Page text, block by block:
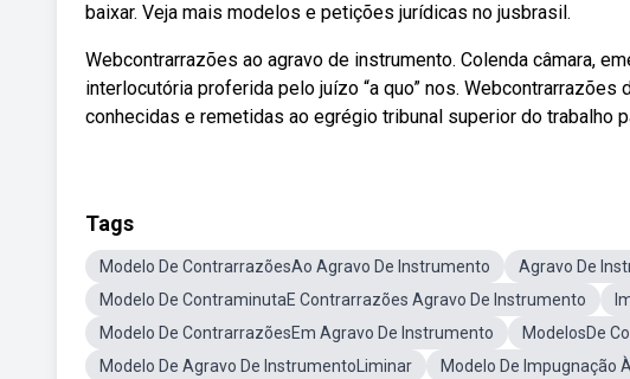
baixar. Veja mais modelos e petições jurídicas no jusbrasil.
Webcontrarrazões ao agravo de instrumento. Colenda câmara,
interlocutória proferida pelo juízo “a quo” nos.
conhecidas e remetidas ao egrégio tribunal superior do trabalho
Tags
Modelo De ContrarrazõesAo Agravo De Instrumento Agravo De
Modelo De ContraminutaE Contrarrazões Agravo De Instrumento
Modelo De ContrarrazõesEm Agravo De Instrumento
ModelosDe
Modelo De Agravo De InstrumentoLiminar
Modelo De Impugnação